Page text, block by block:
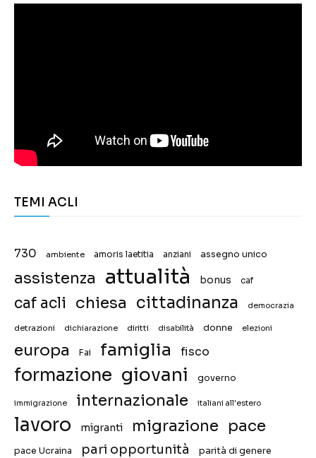
TEMI ACLI
730 ambiente amoris laetitia anziani assegno unico
assistenza attualità bonus caf
caf acli chiesa cittadinanza democrazia
detrazioni dichiarazione diritti disabilità donne elezioni
europa Fai famiglia fisco
formazione giovani governo
immigrazione internazionale italiani all'estero
lavoro migranti migrazione pace
pace Ucraina pari opportunità parità di genere